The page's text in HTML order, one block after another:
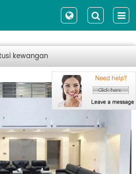
kewangan